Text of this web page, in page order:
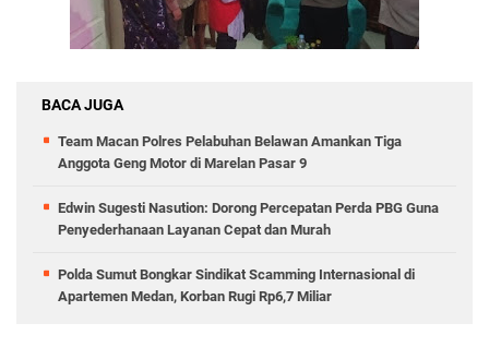
BACA JUGA
Team Macan Polres Pelabuhan Belawan Amankan Tiga
Anggota Geng Motor di Marelan Pasar 9
Edwin Sugesti Nasution: Dorong Percepatan Perda PBG Guna
Penyederhanaan Layanan Cepat dan Murah
Polda Sumut Bongkar Sindikat Scamming Internasional di
Apartemen Medan, Korban Rugi Rp6,7 Miliar